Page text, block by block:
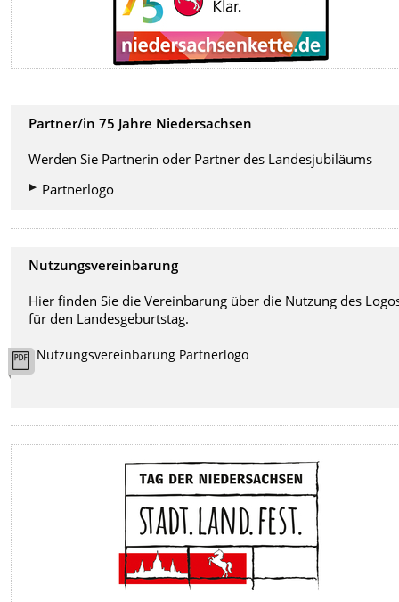
Partner/in 75 Jahre Niedersachsen
Werden Sie Partnerin oder Partner des Landesjubiläums
Partnerlogo
Nutzungsvereinbarung
Hier finden Sie die Vereinbarung über die Nutzung des
für den Landesgeburtstag.
Nutzungsvereinbarung Partnerlogo